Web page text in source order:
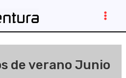
de verano Junio